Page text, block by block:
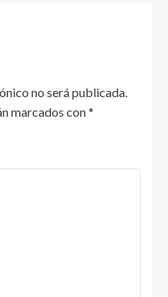
no será publicada.
marcados con*